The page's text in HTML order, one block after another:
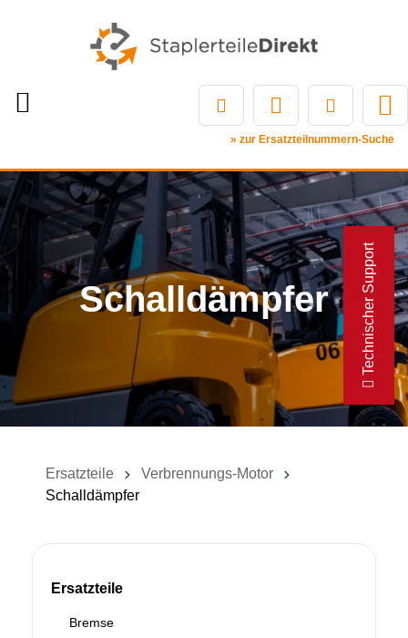
Technischer Support
» zur Ersatzteilnummern-Suche
Schalldämpfer
Ersatzteile
Verbrennungs-Motor
Schalldämpfer
Ersatzteile
Bremse